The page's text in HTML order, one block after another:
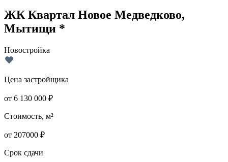
ЖК Квартал Новое Медведково,
Мытищи *
Новостройка
Цена застройщика
от 6 130 000 ₽
Стоимость, м²
от 207000 ₽
Срок сдачи